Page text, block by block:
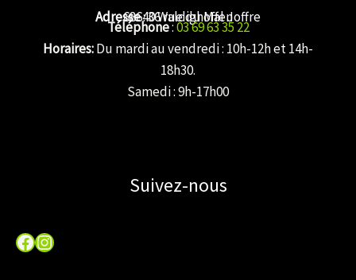
Adresse: 36 rue du Mal Joffre
68640 Waldighoffen
Téléphone:03 69 63 35 22
Horaires:Du mardi au vendredi : 10h-12h et 14h-
18h30.
Samedi : 9h-17h00
Suivez-nous
Facebook
Instagram